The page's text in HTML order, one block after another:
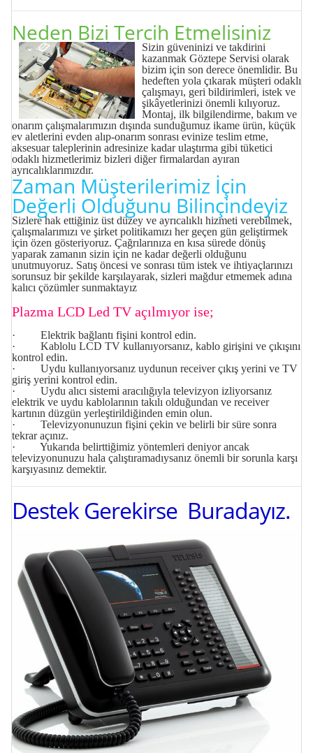
Neden Bizi Tercih Etmelisiniz
Sizin güveninizi ve takdirini
kazanmak GöztepeServisi olarak
bizim için son derece önemlidir. Bu
hedeften yola çıkarak müşteri odaklı
çalışmayı, geri bildirimleri, istek ve
şikâyetlerinizi önemli kılıyoruz.
Montaj, ilk bilgilendirme, bakım ve
onarım çalışmalarımızın dışında sunduğumuz ikame ürün, küçük
ev aletlerini evden alıp-onarım sonrası evinize teslim etme,
aksesuar taleplerinin adresinize kadar ulaştırma gibi tüketici
odaklı hizmetlerimiz bizleri diğer firmalardan ayıran
ayrıcalıklarımızdır.
Zaman Müşterilerimiz İçin
Değerli Olduğunu Bilinçindeyiz
Sizlere hak ettiğiniz üst düzey ve ayrıcalıklı hizmeti verebilmek,
çalışmalarımızı ve şirket politikamızı her geçen gün geliştirmek
için özen gösteriyoruz. Çağrılarınıza en kısa sürede dönüş
yaparak zamanın sizin için ne kadar değerli olduğunu
unutmuyoruz. Satış öncesi ve sonrası tüm istek ve ihtiyaçlarınızı
sorunsuz bir şekilde karşılayarak, sizleri mağdur etmemek adına
kalıcı çözümler sunmaktayız
Plazma LCD Led TV açılmıyor ise;
· Elektrik bağlantı fişini kontrol edin.
· Kablolu LCD TV kullanıyorsanız, kablo girişini ve çıkışını
kontrol edin.
· Uydu kullanıyorsanız uydunun receiver çıkış yerini ve TV
giriş yerini kontrol edin.
· Uydu alıcı sistemi aracılığıyla televizyon izliyorsanız
elektrik ve uydu kablolarının takılı olduğundan ve receiver
kartının düzgün yerleştirildiğinden emin olun.
· Televizyonunuzun fişini çekin ve belirli bir süre sonra
tekrar açınız.
· Yukarıda belirttiğimiz yöntemleri deniyor ancak
televizyonunuzu hala çalıştıramadıysanız önemli bir sorunla karşı
karşıyasınız demektir.
Destek Gerekirse Buradayız.